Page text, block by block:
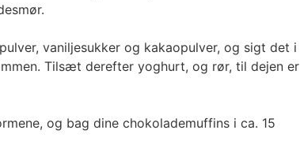
vaniljesukker og kakaopulver, og sigt det i
Tilsæt derefter yoghurt, og rør, til dejen er
og bag dine chokolademuffins i ca. 15